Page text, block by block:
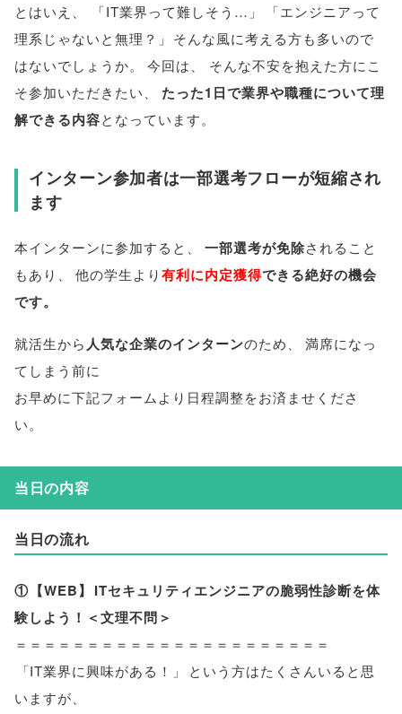
とはいえ 「IT業界って難しそう… 」 「エンジニアって
理系じゃないと無理？ 」 そんな風に考える方も多いので
はないでしょうか。 今回は
そんな不安を抱えた方にこ
そ参加いただきたい
たった1日で業界や職種について理
解できる内容となっています。
インターン参加者は一部選考フローが短縮され
ます
本インターンに参加すると 一部選考が免除されること
もあり
他の学生より有利に内定獲得できる絶好の機会
です。
就活生から 人気な企業のインターンのため
満席になっ
てしまう前に
お早めに下記フォームより日程調整をお済ませくださ
い。
当日の内容
当日の流れ
① 【WEB】 ITセキュリティエンジニアの脆弱性診断を体
験しよう！＜文理不問＞
＝＝＝＝＝＝＝＝＝＝＝＝＝＝＝＝＝＝＝＝＝＝
「IT業界に興味がある！ 」
という方はたくさんいると思
いますが